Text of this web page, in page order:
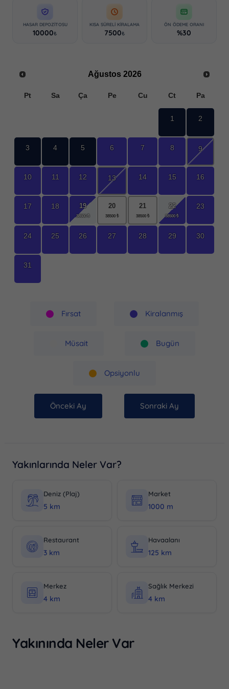
HASAR DEPOZITOSU
10000₺
KISA SÜRELI KIRALAMA
7500₺
ÖN ÖDEME ORANI
%30
Ağustos 2026
Pt Sa Ça Pe Cu Ct Pa
1 2
3 4 5 6 7 8 9
10 11 12 13 14 15 16
17 18 19 20 21 22 23
24 25 26 27 28 29 30
31
Fırsat Kiralanmış
Müsait Bugün
Opsiyonlu
Önceki Ay Sonraki Ay
Yakınlarında Neler Var?
Deniz (Plaj)
5 km
Market
1000 m
Restaurant
3 km
Havaalanı
125 km
Merkez
4 km
Sağlık Merkezi
4 km
Yakınında Neler Var